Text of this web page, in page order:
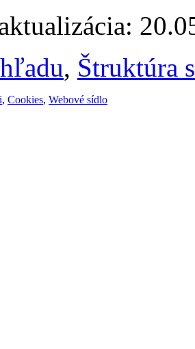
, Štruktúra
, Cookies, Webové sídlo